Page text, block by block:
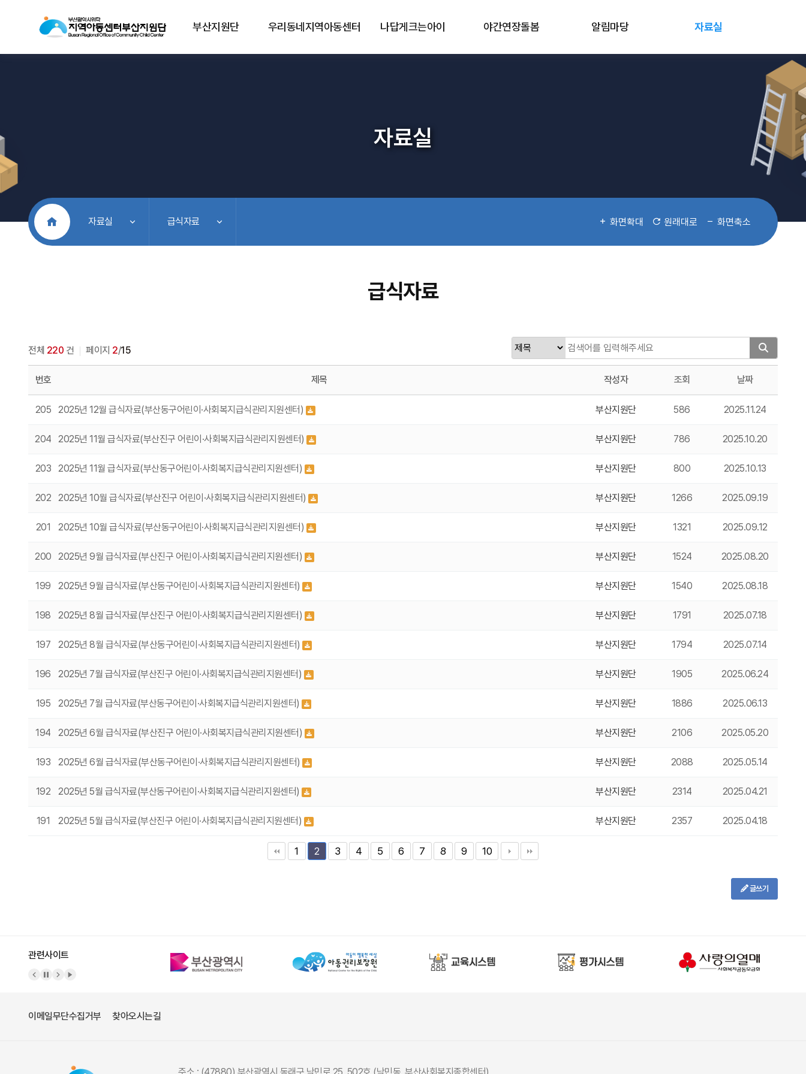
부산지원단 우리동네지역아동센터 나답게크는아이 야간연장돌봄 알림마당 자료실
자료실
처음으로자료실 급식자료 화면확대 원래대로 화면축소
급식자료
전체 220 건 페이지 2/15
번호 제목 작성자 조회 날짜
205 2025년 12월 급식자료(부산동구어린이·사회복지급식관리지원센터) 부산지원단 586 2025.11.24
204 2025년 11월 급식자료(부산진구 어린이·사회복지급식관리지원센터) 부산지원단 786 2025.10.20
203 2025년 11월 급식자료(부산동구어린이·사회복지급식관리지원센터) 부산지원단 800 2025.10.13
202 2025년 10월 급식자료(부산진구 어린이·사회복지급식관리지원센터) 부산지원단 1266 2025.09.19
201 2025년 10월 급식자료(부산동구어린이·사회복지급식관리지원센터) 부산지원단 1321 2025.09.12
200 2025년 9월 급식자료(부산진구 어린이·사회복지급식관리지원센터) 부산지원단 1524 2025.08.20
199 2025년 9월 급식자료(부산동구어린이·사회복지급식관리지원센터) 부산지원단 1540 2025.08.18
198 2025년 8월 급식자료(부산진구 어린이·사회복지급식관리지원센터) 부산지원단 1791 2025.07.18
197 2025년 8월 급식자료(부산동구어린이·사회복지급식관리지원센터) 부산지원단 1794 2025.07.14
196 2025년 7월 급식자료(부산진구 어린이·사회복지급식관리지원센터) 부산지원단 1905 2025.06.24
195 2025년 7월 급식자료(부산동구어린이·사회복지급식관리지원센터) 부산지원단 1886 2025.06.13
194 2025년 6월 급식자료(부산진구 어린이·사회복지급식관리지원센터) 부산지원단 2106 2025.05.20
193 2025년 6월 급식자료(부산동구어린이·사회복지급식관리지원센터) 부산지원단 2088 2025.05.14
192 2025년 5월 급식자료(부산동구어린이·사회복지급식관리지원센터) 부산지원단 2314 2025.04.21
191 2025년 5월 급식자료(부산진구 어린이·사회복지급식관리지원센터) 부산지원단 2357 2025.04.18
1 2 3 4 5 6 7 8 9 10
글쓰기
관련사이트
이메일무단수집거부 찾아오시는길